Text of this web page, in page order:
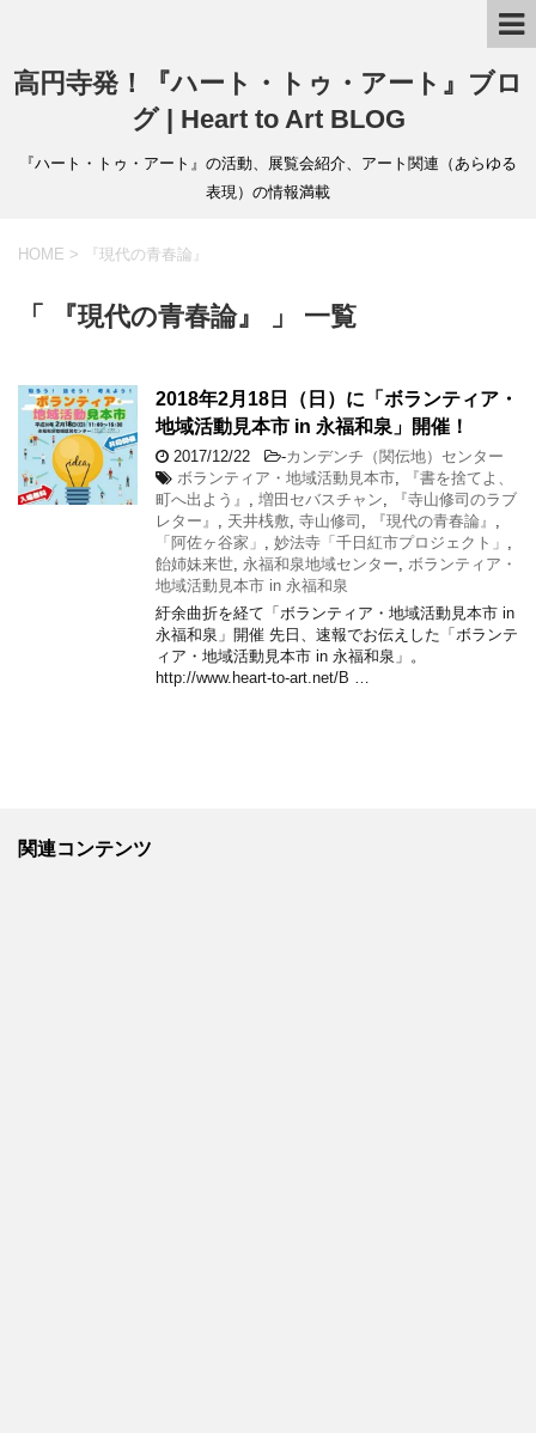
高円寺発！『ハート・トゥ・アート』ブロ
グ | Heart to Art BLOG
『ハート・トゥ・アート』の活動、展覧会紹介、アート関連（あらゆる
表現）の情報満載
HOME > 『現代の青春論』
「 『現代の青春論』 」 一覧
2018年2月18日（日）に「ボランティア・
地域活動見本市 in 永福和泉」開催！
2017/12/22 -カンデンチ（関伝地）センター
ボランティア・地域活動見本市
『書を捨てよ、
町へ出よう』
増田セバスチャン
『寺山修司のラブ
レター』
天井桟敷 寺山修司 『現代の青春論』
「阿佐ヶ谷家」
妙法寺「千日紅市プロジェクト」
飴姉妹来世 永福和泉地域センター
ボランティア・
地域活動見本市 in 永福和泉
紆余曲折を経て「ボランティア・地域活動見本市 in
永福和泉」開催 先日、速報でお伝えした「ボランテ
ィア・地域活動見本市 in 永福和泉」。
http://www.heart-to-art.net/B …
関連コンテンツ